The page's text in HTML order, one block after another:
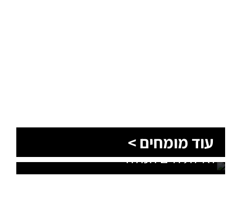
עוד מומחים >
הסעות בדרום 2026: כך מתכננים
נסיעה קבוצתית מושלמת לנגב,
לאילת ולים המלח